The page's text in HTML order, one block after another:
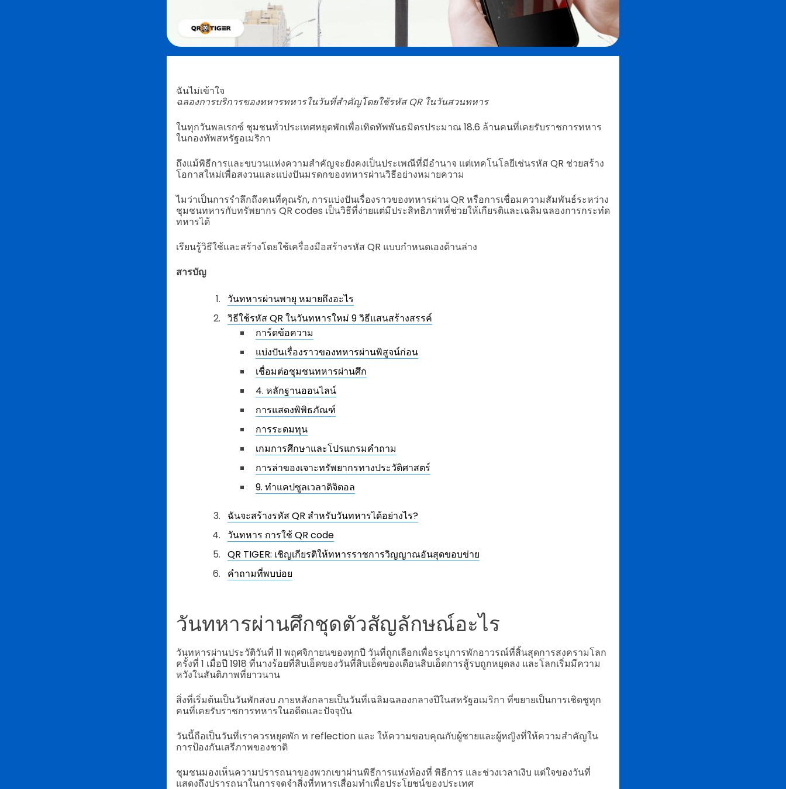
ฉันไม่เข้าใจ
ฉลองการบริการของทหารทหารในวันที่สำคัญโดยใช้รหัส QR ในวันสวนทหาร
ในทุกวันพลเรกซ์ ชุมชนทั่วประเทศหยุดพักเพื่อเทิดทัพพันธมิตรประมาณ 18.6 ล้านคนที่เคยรับราชการทหาร
ในกองทัพสหรัฐอเมริกา
ถึงแม้พิธีการและขบวนแห่งความสำคัญจะยังคงเป็นประเพณีที่มีอำนาจ แต่เทคโนโลยีเช่นรหัส QR ช่วยสร้าง
โอกาสใหม่เพื่อสงวนและแบ่งปันมรดกของทหารผ่านวิธีอย่างหมายความ
ไมว่าเป็นการรำลึกถึงคนที่คุณรัก, การแบ่งปันเรื่องราวของทหารผ่าน QR หรือการเชื่อมความสัมพันธ์ระหว่าง
ชุมชนทหารกับทรัพยากร QR codes เป็นวิธีที่ง่ายแต่มีประสิทธิภาพที่ช่วยให้เกียรติและเฉลิมฉลองการกระทํด
ทหารได้
เรียนรู้วิธีใช้และสร้างโดยใช้เครื่องมือสร้างรหัส QR แบบกำหนดเองด้านล่าง
สารบัญ
วันทหารผ่านพายุ หมายถึงอะไร
วิธีใช้รหัส QR ในวันทหารใหม่ 9 วิธีแสนสร้างสรรค์
การ์ดข้อความ
แบ่งปันเรื่องราวของทหารผ่านพิสูจน์ก่อน
เชื่อมต่อชุมชนทหารผ่านศึก
4. หลักฐานออนไลน์
การแสดงพิพิธภัณฑ์
การระดมทุน
เกมการศึกษาและโปรแกรมคำถาม
การล่าของเจาะทรัพยากรทางประวัติศาสตร์
9. ทำแคปซูลเวลาดิจิตอล
ฉันจะสร้างรหัส QR สำหรับวันทหารได้อย่างไร?
วันทหาร การใช้ QR code
QR TIGER: เชิญเกียรติให้ทหารราชการวิญญาณอันสุดขอบข่าย
คำถามที่พบบ่อย
วันทหารผ่านศึกชุดตัวสัญลักษณ์อะไร
วันทหารผ่านประวัติวันที่ 11 พฤศจิกายนของทุกปี วันที่ถูกเลือกเพื่อระบุการพักอาวรณ์ที่สิ้นสุดการสงครามโลก
ครั้งที่ 1 เมื่อปี 1918 ที่นางร้อยที่สิบเอ็ดของวันที่สิบเอ็ดของเดือนสิบเอ็ดการสู้รบถูกหยุดลง และโลกเริ่มมีความ
หวังในสันติภาพที่ยาวนาน
สิ่งที่เริ่มต้นเป็นวันพักสงบ ภายหลังกลายเป็นวันที่เฉลิมฉลองกลางปีในสหรัฐอเมริกา ที่ขยายเป็นการเชิดชูทุก
คนที่เคยรับราชการทหารในอดีตและปัจจุบัน
วันนี้ถือเป็นวันที่เราควรหยุดพัก ท reflection และ ให้ความขอบคุณกับผู้ชายและผู้หญิงที่ให้ความสำคัญใน
การป้องกันเสรีภาพของชาติ
ชุมชนมองเห็นความปรารถนาของพวกเขาผ่านพิธีการแห่งท้องที่ พิธีการ และช่วงเวลาเงิบ แต่ใจของวันที่
แสดงถึงปรารถนาในการจดจำสิ่งที่ทหารเสื่อมทำเพื่อประโยชน์ของประเทศ